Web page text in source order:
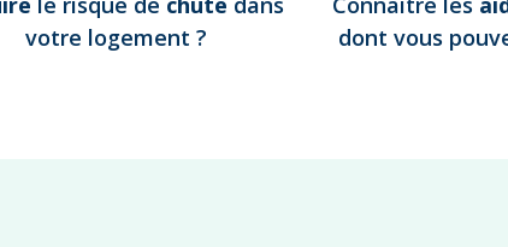
votre logement ?
dont vous